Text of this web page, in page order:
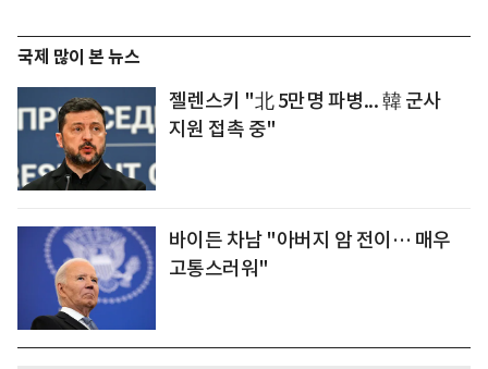
국제 많이 본 뉴스
젤렌스키 "北 5만명 파병... 韓 군사
지원 접촉 중"
바이든 차남 "아버지 암 전이… 매우
고통스러워"